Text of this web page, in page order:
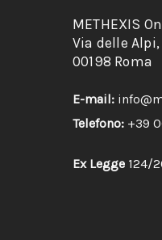
METHEXIS
Via delle Alpi,
00198 Roma
E-mail:
Telefono: +39
Ex Legge 124/